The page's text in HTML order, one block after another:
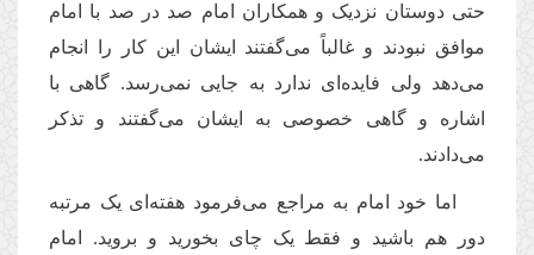
حتی دوستان نزدیک و همکاران‌ امام صد در صد با‌ امام
موافق نبودند و غالباً می‌گفتند ایشان این کار را انجام
می‌دهد ولی فایده‌ای ندارد به جایی نمی‌رسد. گاهی با‌
اشاره و گاهی خصوصی به ایشان می‌گفتند و تذکر
می‌دادند.
اما خود‌ امام به مراجع می‌فرمود هفته‌ای یک مرتبه
دور هم باشید و فقط یک چای بخورید و بروید.‌ امام